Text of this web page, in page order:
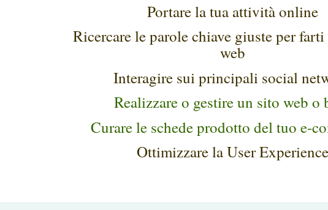
Portare la tua attività online
Ricercare le parole chiave giuste per
web
Interagire sui principali social
Realizzare o gestire un sito web o
Curare le schede prodotto del tuo e-
Ottimizzare la User Experience